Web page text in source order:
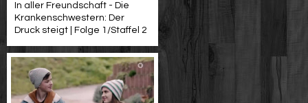
In aller Freundschaft - Die
Krankenschwestern: Der
Druck steigt | Folge 1/Staffel 2